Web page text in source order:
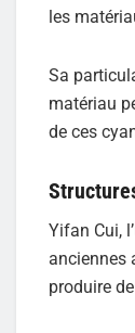
les
Sa
matériau
de ces
Yifan Cui,
anciennes
produire